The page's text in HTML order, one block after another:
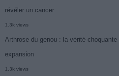
révéler un cancer
1.3k views
Arthrose du genou : la vérité
expansion
1.3k views